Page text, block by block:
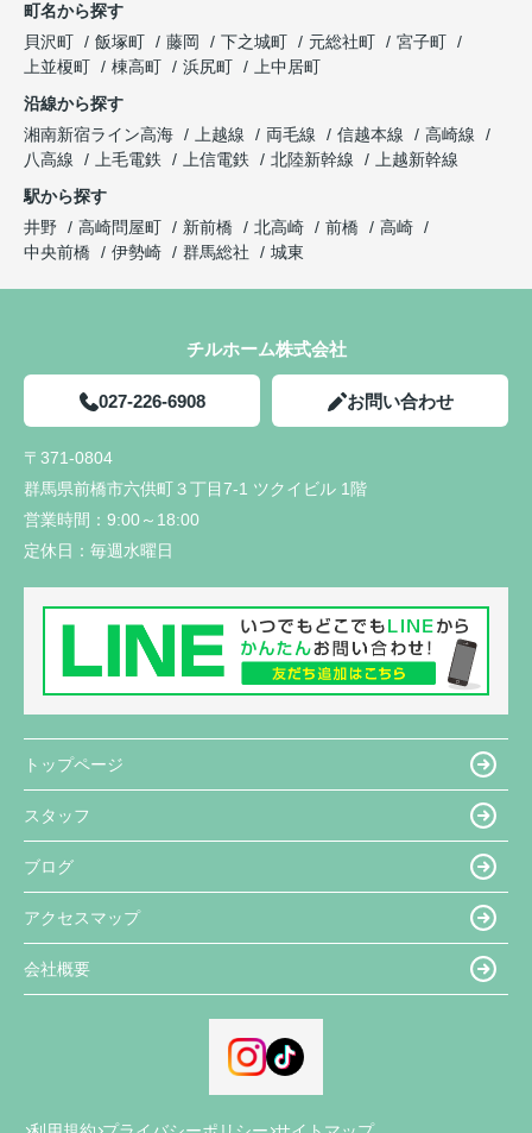
町名から探す
貝沢町
飯塚町 藤岡 下之城町 元総社町
宮子町
上並榎町
棟高町 浜尻町
上中居町
沿線から探す
湘南新宿ライン高海
上越線 両毛線 信越本線
高崎線
八高線
上毛電鉄 上信電鉄 北陸新幹線
上越新幹線
駅から探す
井野
高崎問屋町 新前橋 北高崎 前橋
高崎
中央前橋
伊勢崎 群馬総社 城東
チルホーム株式会社
027-226-6908 お問い合わせ
〒371-0804
群馬県前橋市六供町３丁目7-1 ツクイビル 1階
営業時間： 9:00～18:00
定休日： 毎週水曜日
トップページ
スタッフ
ブログ
アクセスマップ
会社概要